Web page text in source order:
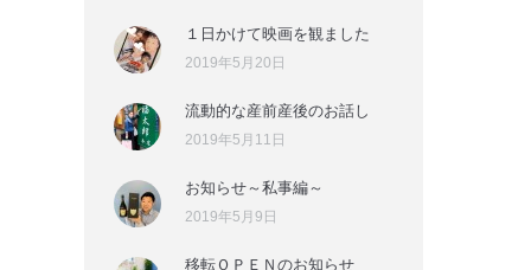
１日かけて映画を観ました
2019年5月20日
流動的な産前産後のお話し
2019年5月11日
お知らせ～私事編～
2019年5月9日
移転ＯＰＥＮのお知らせ